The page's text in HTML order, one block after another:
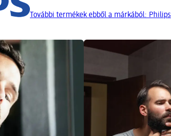
További termékek ebből a márkából: Philips